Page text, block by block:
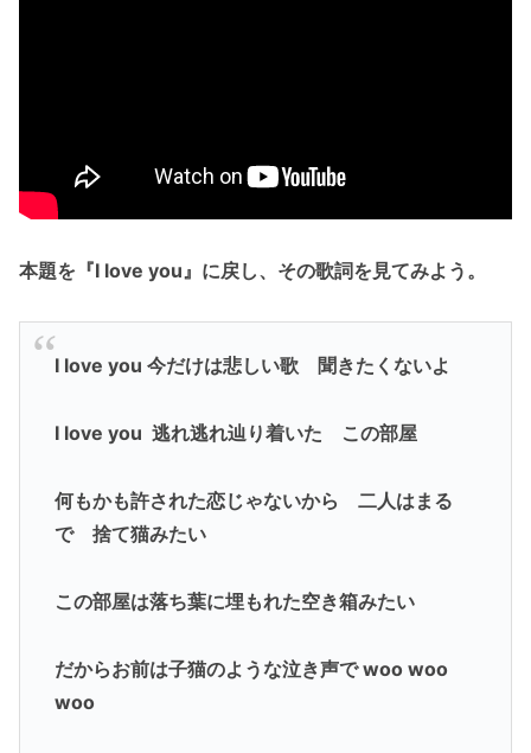
本題を『I love you』に戻し、その歌詞を見てみよう。
I love you 今だけは悲しい歌 聞きたくないよ
I love you 逃れ逃れ辿り着いた この部屋
何もかも許された恋じゃないから 二人はまる
で 捨て猫みたい
この部屋は落ち葉に埋もれた空き箱みたい
だからお前は子猫のような泣き声で woo woo
woo